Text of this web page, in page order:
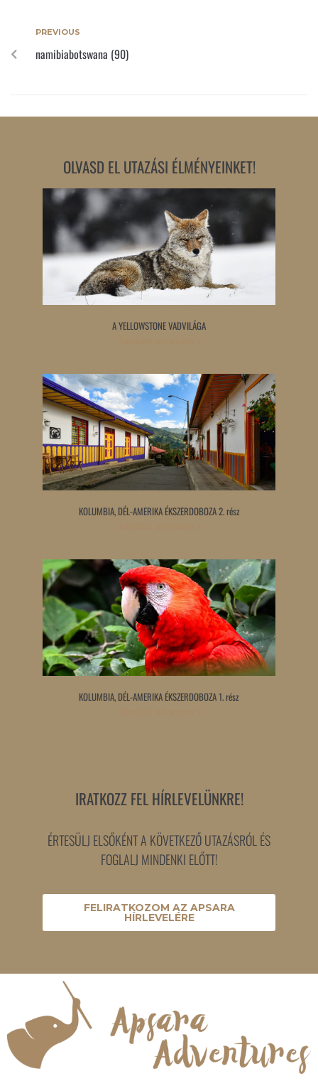
PREVIOUS
namibiabotswana (90)
OLVASD EL UTAZÁSI ÉLMÉNYEINKET!
A YELLOWSTONE VADVILÁGA
KOLUMBIA, DÉL-AMERIKA ÉKSZERDOBOZA 2. rész
KOLUMBIA, DÉL-AMERIKA ÉKSZERDOBOZA 1. rész
IRATKOZZ FEL HÍRLEVELÜNKRE!
ÉRTESÜLJ ELSŐKÉNT A KÖVETKEZŐ UTAZÁSRÓL ÉS
FOGLALJ MINDENKI ELŐTT!
FELIRATKOZOM AZ APSARA
HÍRLEVELÉRE